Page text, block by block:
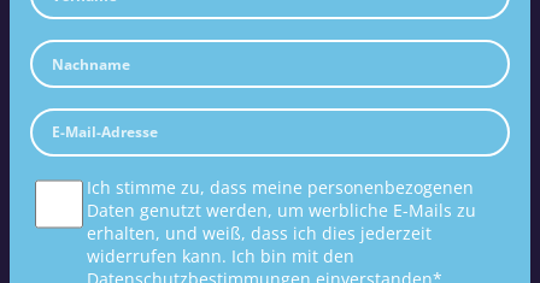
Ich stimme zu, dass meine personenbezogenen
Daten genutzt werden, um werbliche E-Mails zu
erhalten, und weiß, dass ich dies jederzeit
widerrufen kann. Ich bin mit den